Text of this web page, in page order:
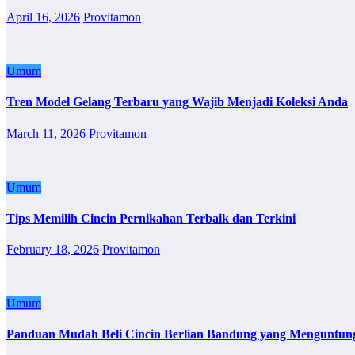
April 16, 2026 Provitamon
Umum
Tren Model Gelang Terbaru yang Wajib Menjadi Koleksi Anda
March 11, 2026 Provitamon
Umum
Tips Memilih Cincin Pernikahan Terbaik dan Terkini
February 18, 2026 Provitamon
Umum
Panduan Mudah Beli Cincin Berlian Bandung yang